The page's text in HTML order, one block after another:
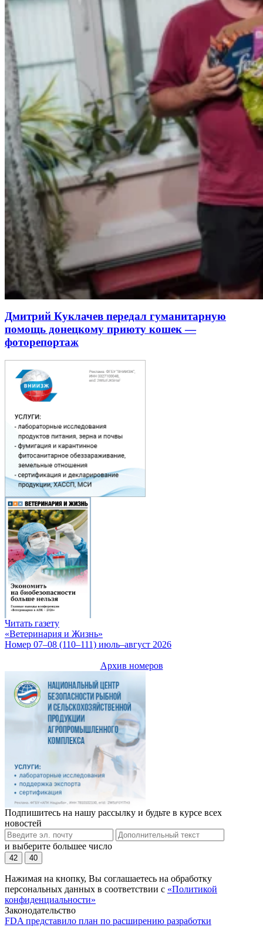
Дмитрий Куклачев передал гуманитарную
помощь донецкому приюту кошек —
фоторепортаж
Читать газету
«Ветеринария и Жизнь»
Номер 07–08 (110–111) июль–август 2026
Архив номеров
Подпишитесь на нашу рассылку и будьте в курсе всех
новостей
и выберите большее число
42 40
Нажимая на кнопку, Вы соглашаетесь на обработку
персональных данных в соответствии с «Политикой
конфиденциальности»
Законодательство
FDA представило план по расширению разработки